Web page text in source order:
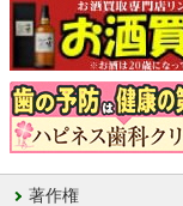
著作権